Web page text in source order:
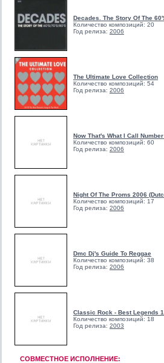
Decades. The Story Of The
Количество композиций: 20
Год релиза: 2006
The Ultimate Love Collection
Количество композиций: 54
Год релиза: 2006
Now That's What I Call
Количество композиций: 60
Год релиза: 2006
Night Of The Proms 2006
Количество композиций: 17
Год релиза: 2006
Dmc Dj's Guide To Reggae
Количество композиций: 38
Год релиза: 2006
Classic Rock - Best Legends 1
Количество композиций: 18
Год релиза: 2003
СОВМЕСТНОЕ ИСПОЛНЕНИЕ: